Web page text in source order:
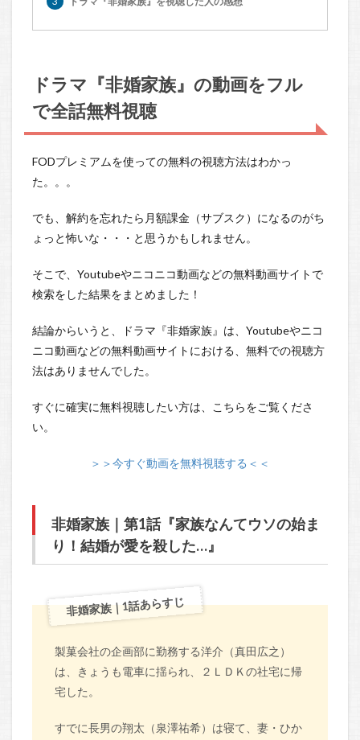
ドラマ『非婚家族』の動画をフル
で全話無料視聴
FODプレミアムを使っての無料の視聴方法はわかっ
た。。。
でも、解約を忘れたら月額課金（サブスク）になるのがち
ょっと怖いな・・・と思うかもしれません。
そこで、Youtubeやニコニコ動画などの無料動画サイトで
検索をした結果をまとめました！
結論からいうと、ドラマ『非婚家族』は、Youtubeやニコ
ニコ動画などの無料動画サイトにおける、無料での視聴方
法はありませんでした。
すぐに確実に無料視聴したい方は、こちらをご覧くださ
い。
＞＞今すぐ動画を無料視聴する＜＜
非婚家族｜第1話『家族なんてウソの始ま
り！結婚が愛を殺した…』
非婚家族｜1話あらすじ
製菓会社の企画部に勤務する洋介（真田広之）
は、きょうも電車に揺られ、２ＬＤＫの社宅に帰
宅した。
すでに長男の翔太（泉澤祐希）は寝て、妻・ひか